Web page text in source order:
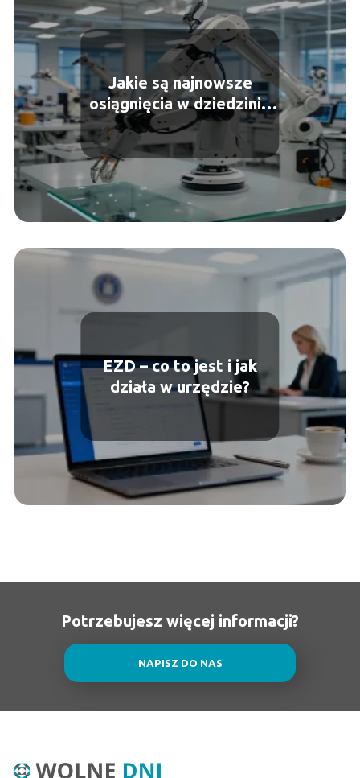
Jakie są najnowsze
osiągnięcia w dziedzinie
robotyki?
EZD – co to jest i jak
działa w urzędzie?
Potrzebujesz więcej informacji?
NAPISZ DO NAS